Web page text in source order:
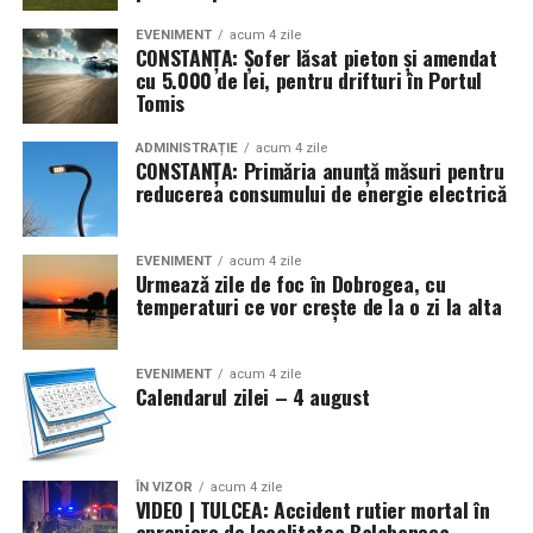
Tropic Thunder
Pentru cei care preferă parfumurile mai calde și
senzuale, Tropic Thunder propune o atmosferă complet
diferită.
Smochina coaptă, laptele de cocos și lemnul de santal
construiesc o compoziție inspirată de zilele petrecute la
soare și de energia destinațiilor tropicale. Este un
parfum care îmbină prospețimea fructelor cu confortul
notelor cremoase și lemnoase, fiind ideal pentru serile
de vară.
Parfumuri create fără limite
AtâtLa La Lime
Scents, prima colecție Oriflame inspirată din parfumeria
de nișă.
EVENIMENT acum 4 zile
CONSTANȚA: Șofer lăsat pieton și amendat
cu 5.000 de lei, pentru drifturi în Portul
Tomis
ADMINISTRAȚIE acum 4 zile
CONSTANȚA: Primăria anunță măsuri pentru
reducerea consumului de energie electrică
EVENIMENT acum 4 zile
Urmează zile de foc în Dobrogea, cu
temperaturi ce vor crește de la o zi la alta
EVENIMENT acum 4 zile
Calendarul zilei – 4 august
ÎN VIZOR acum 4 zile
VIDEO | TULCEA: Accident rutier mortal în